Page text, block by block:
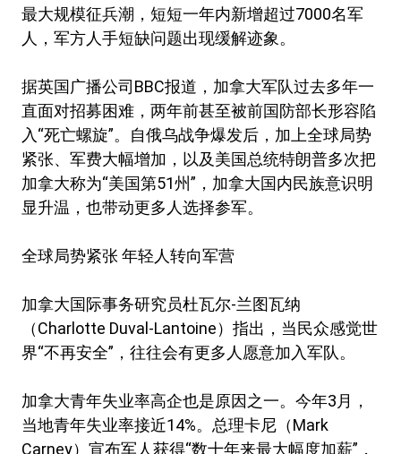
最大规模征兵潮，短短一年内新增超过7000名军
人，军方人手短缺问题出现缓解迹象。
据英国广播公司BBC报道，加拿大军队过去多年一
直面对招募困难，两年前甚至被前国防部长形容陷
入“死亡螺旋”。自俄乌战争爆发后，加上全球局势
紧张、军费大幅增加，以及美国总统特朗普多次把
加拿大称为“美国第51州”，加拿大国内民族意识明
显升温，也带动更多人选择参军。
全球局势紧张 年轻人转向军营
加拿大国际事务研究员杜瓦尔-兰图瓦纳
（Charlotte Duval-Lantoine）指出，当民众感觉世
界“不再安全”，往往会有更多人愿意加入军队。
加拿大青年失业率高企也是原因之一。今年3月，
当地青年失业率接近14%。总理卡尼（Mark
Carney）宣布军人获得“数十年来最大幅度加薪”，